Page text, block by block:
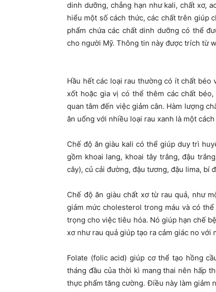
dinh dưỡng, chẳng hạn như kali, chất xơ,
hiểu một số cách thức, các chất trên giúp
phẩm chứa các chất dinh dưỡng có thể
cho người Mỹ. Thông tin này được trích từ
Hầu hết các loại rau thường có ít chất béo
xốt hoặc gia vị có thể thêm các chất
quan tâm đến việc giảm cân. Hàm lượng
ăn uống với nhiều loại rau xanh là một
Chế độ ăn giàu kali có thể giúp duy trì
gồm khoai lang, khoai tây trắng, đậu
cây), củ cải đường, đậu tương, đậu lima, bí
Chế độ ăn giàu chất xơ từ rau quả, như
giảm mức cholesterol trong máu và có
trọng cho việc tiêu hóa. Nó giúp hạn chế
xơ như rau quả giúp tạo ra cảm giác no với
Folate (folic acid) giúp cơ thể tạo hồng
tháng đầu của thời kì mang thai nên hấp
thực phẩm tăng cường. Điều này làm giảm